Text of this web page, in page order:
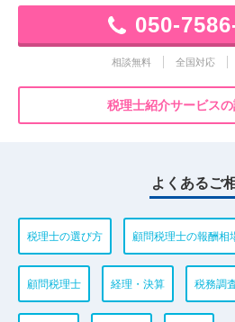
050-
相談無料 全国対応
税理士紹介サービス
よくあるご
税理士の選び方 顧問税理士の報酬相
顧問税理士 経理・決算 税務調